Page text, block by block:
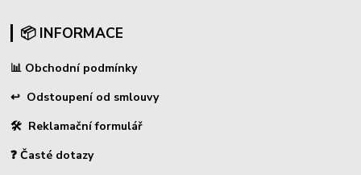
📦 INFORMACE
📊 Obchodní podmínky
↩ Odstoupení od smlouvy
🛠 Reklamační formulář
❓ Časté dotazy